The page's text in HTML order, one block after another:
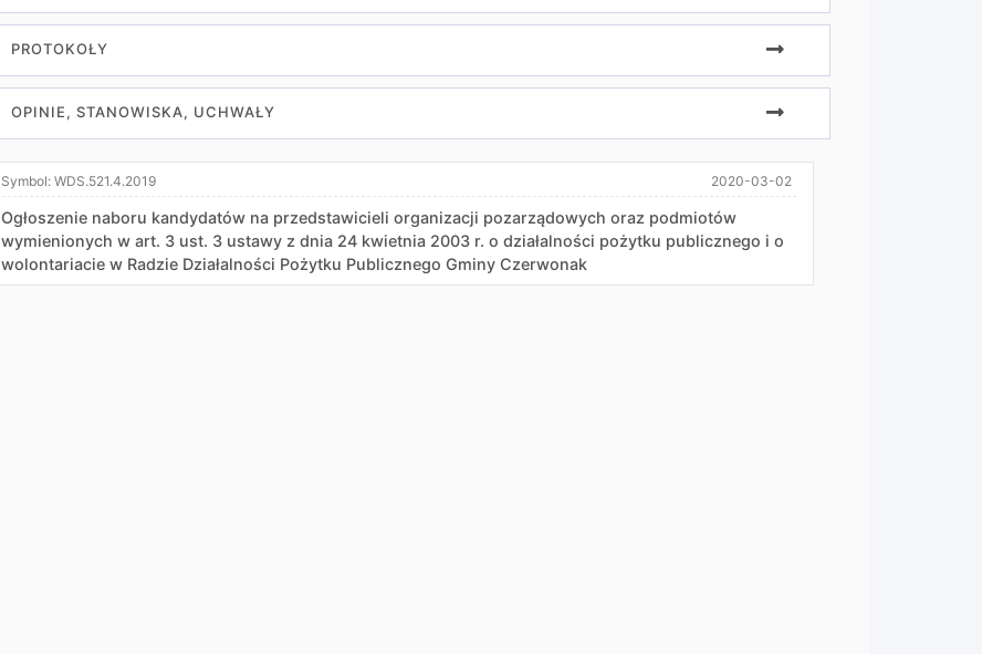
PROTOKOŁY
OPINIE, STANOWISKA, UCHWAŁY
Symbol: WDS.521.4.2019 2020-03-02
Ogłoszenie naboru kandydatów na przedstawicieli organizacji pozarządowych oraz podmiotów
wymienionych w art. 3 ust. 3 ustawy z dnia 24 kwietnia 2003 r. o działalności pożytku publicznego i o
wolontariacie w Radzie Działalności Pożytku Publicznego Gminy Czerwonak